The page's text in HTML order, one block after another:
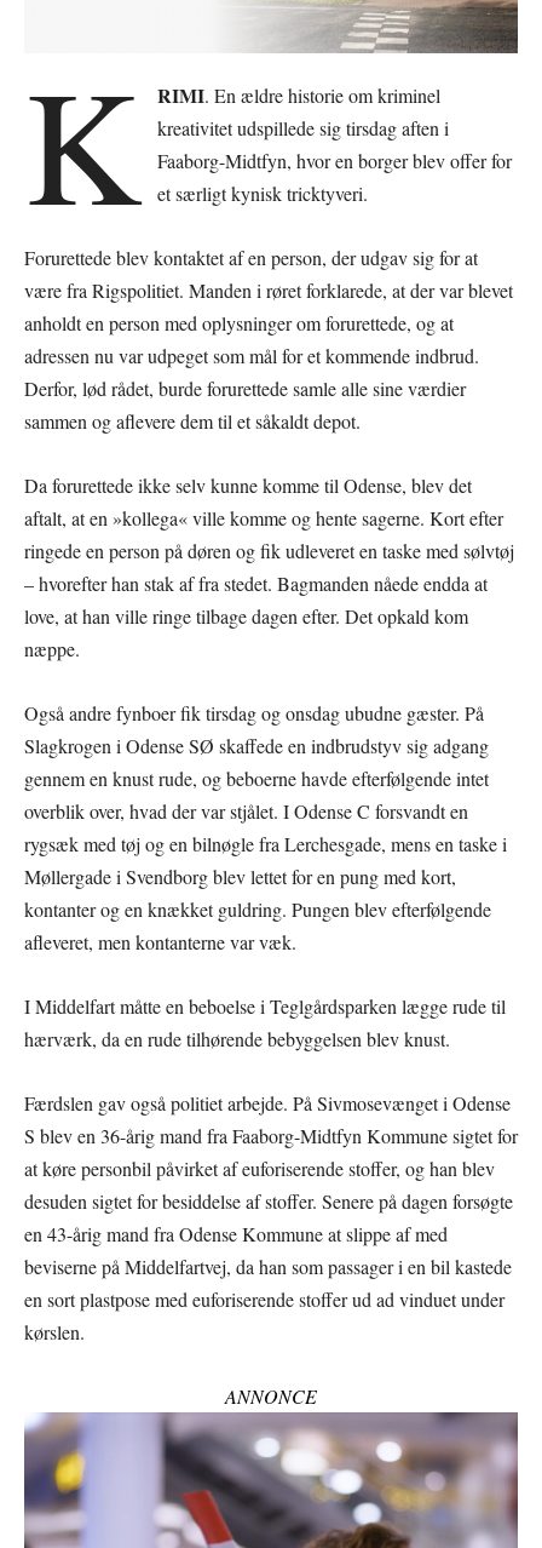
K RIMI. En ældre historie om kriminel
kreativitet udspillede sig tirsdag aften i
Faaborg-Midtfyn, hvor en borger blev offer for
et særligt kynisk tricktyveri.
Forurettede blev kontaktet af en person, der udgav sig for at
være fra Rigspolitiet. Manden i røret forklarede, at der var blevet
anholdt en person med oplysninger om forurettede, og at
adressen nu var udpeget som mål for et kommende indbrud.
Derfor, lød rådet, burde forurettede samle alle sine værdier
sammen og aflevere dem til et såkaldt depot.
Da forurettede ikke selv kunne komme til Odense, blev det
aftalt, at en »kollega« ville komme og hente sagerne. Kort efter
ringede en person på døren og fik udleveret en taske med sølvtøj
– hvorefter han stak af fra stedet. Bagmanden nåede endda at
love, at han ville ringe tilbage dagen efter. Det opkald kom
næppe.
Også andre fynboer fik tirsdag og onsdag ubudne gæster. På
Slagkrogen i Odense SØ skaffede en indbrudstyv sig adgang
gennem en knust rude, og beboerne havde efterfølgende intet
overblik over, hvad der var stjålet. I Odense C forsvandt en
rygsæk med tøj og en bilnøgle fra Lerchesgade, mens en taske i
Møllergade i Svendborg blev lettet for en pung med kort,
kontanter og en knækket guldring. Pungen blev efterfølgende
afleveret, men kontanterne var væk.
I Middelfart måtte en beboelse i Teglgårdsparken lægge rude til
hærværk, da en rude tilhørende bebyggelsen blev knust.
Færdslen gav også politiet arbejde. På Sivmosevænget i Odense
S blev en 36-årig mand fra Faaborg-Midtfyn Kommune sigtet for
at køre personbil påvirket af euforiserende stoffer, og han blev
desuden sigtet for besiddelse af stoffer. Senere på dagen forsøgte
en 43-årig mand fra Odense Kommune at slippe af med
beviserne på Middelfartvej, da han som passager i en bil kastede
en sort plastpose med euforiserende stoffer ud ad vinduet under
kørslen.
ANNONCE